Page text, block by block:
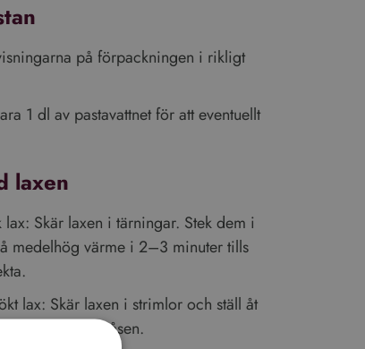
på förpackningen i rikligt
1 dl av pastavattnet för att eventuellt
laxen
Skär laxen i tärningar. Stek dem i
medelhög värme i 2–3 minuter tills
lax: Skär laxen i strimlor och ställ åt
blanda med såsen.